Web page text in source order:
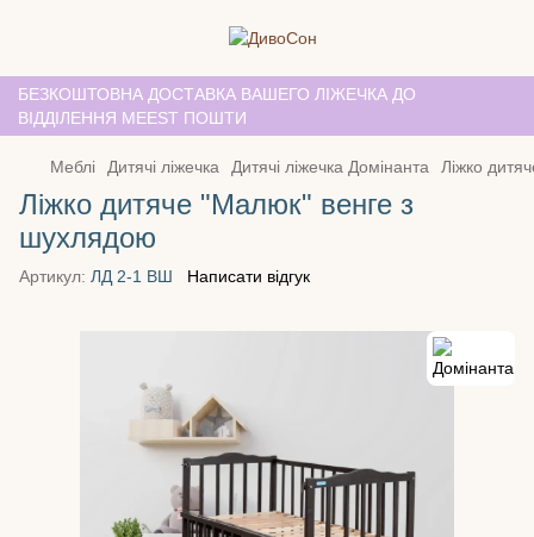
БЕЗКОШТОВНА ДОСТАВКА ВАШЕГО ЛІЖЕЧКА ДО
ВІДДІЛЕННЯ MEEST ПОШТИ
Меблі Дитячі ліжечка Дитячі ліжечка Домінанта Ліжко
Ліжко дитяче "Малюк" венге з
шухлядою
Артикул: ЛД 2-1 ВШ Написати відгук